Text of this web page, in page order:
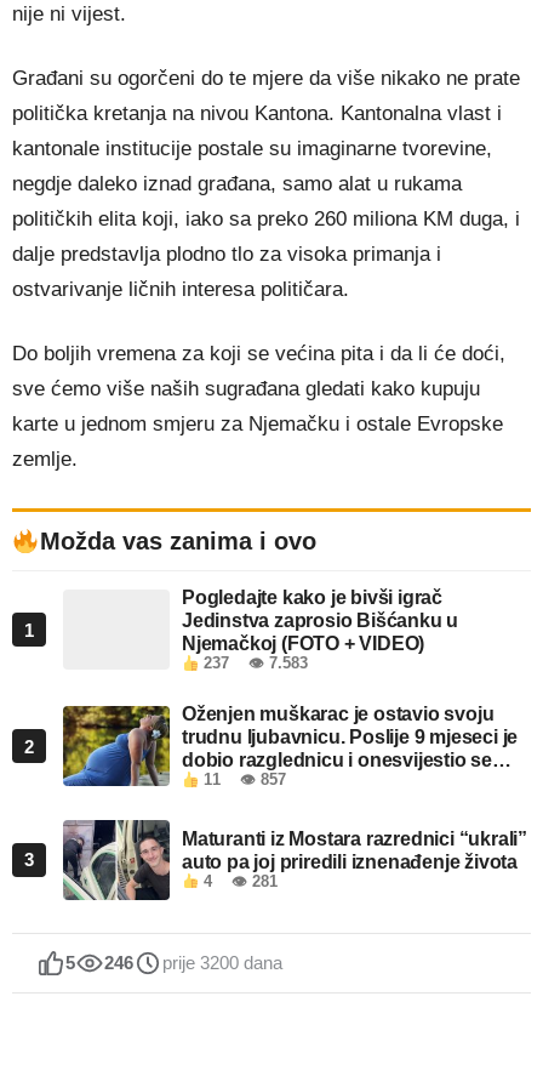
nije ni vijest.
Građani su ogorčeni do te mjere da više nikako ne prate
politička kretanja na nivou Kantona. Kantonalna vlast i
kantonale institucije postale su imaginarne tvorevine,
negdje daleko iznad građana, samo alat u rukama
političkih elita koji, iako sa preko 260 miliona KM duga, i
dalje predstavlja plodno tlo za visoka primanja i
ostvarivanje ličnih interesa političara.
Do boljih vremena za koji se većina pita i da li će doći,
sve ćemo više naših sugrađana gledati kako kupuju
karte u jednom smjeru za Njemačku i ostale Evropske
zemlje.
Možda vas zanima i ovo
1
Pogledajte kako je bivši igrač
Jedinstva zaprosio Bišćanku u
Njemačkoj (FOTO + VIDEO)
237 👁 7.583
2
Oženjen muškarac je ostavio svoju
trudnu ljubavnicu. Poslije 9 mjeseci je
dobio razglednicu i onesvijestio se
kada je pročitao šta piše!
11 👁 857
3
Maturanti iz Mostara razrednici “ukrali”
auto pa joj priredili iznenađenje života
4 👁 281
5 246 prije 3200 dana